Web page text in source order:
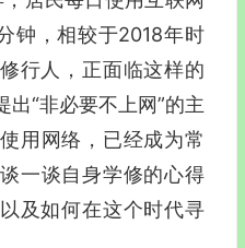
钟，相较于2018年时
行人，正面临这样的
出“非必要不上网”的主
用网络，已经成为常
一谈自身学修的心得
及如何在这个时代寻